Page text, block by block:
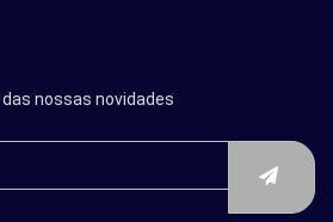
nossas novidades